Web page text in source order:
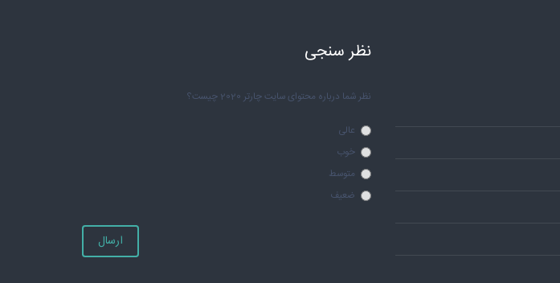
نظر سنجی
نظر شما درباره محتوای سایت چارتر 2020 چیست؟
عالی
خوب
متوسط
ضعیف
ارسال